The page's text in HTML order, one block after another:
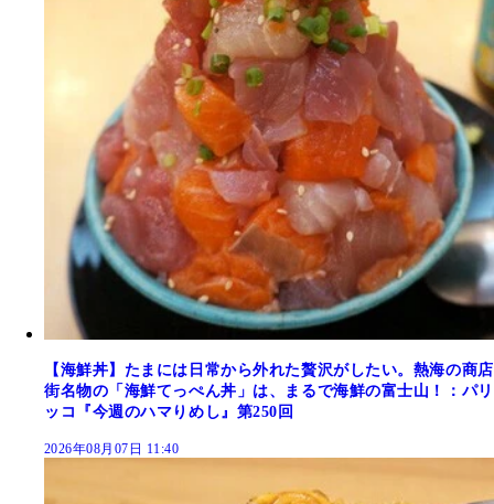
【海鮮丼】たまには日常から外れた贅沢がしたい。熱海の商店
街名物の「海鮮てっぺん丼」は、まるで海鮮の富士山！：パリ
ッコ『今週のハマりめし』第250回
2026年08月07日 11:40